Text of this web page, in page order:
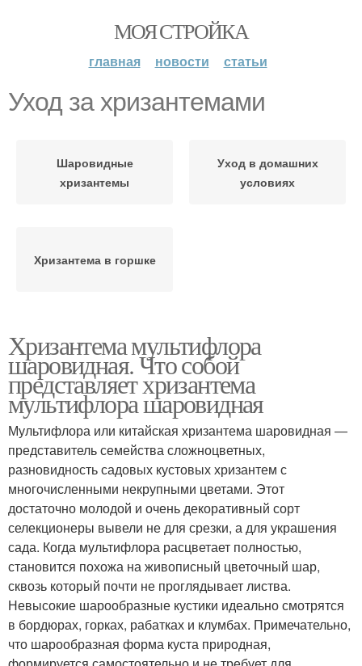
МОЯ СТРОЙКА
главная новости статьи
Уход за хризантемами
Шаровидные
хризантемы
Уход в домашних
условиях
Хризантема в горшке
Хризантема мультифлора
шаровидная. Что собой
представляет хризантема
мультифлора шаровидная
Мультифлора или китайская хризантема шаровидная ―
представитель семейства сложноцветных,
разновидность садовых кустовых хризантем с
многочисленными некрупными цветами. Этот
достаточно молодой и очень декоративный сорт
селекционеры вывели не для срезки, а для украшения
сада. Когда мультифлора расцветает полностью,
становится похожа на живописный цветочный шар,
сквозь который почти не проглядывает листва.
Невысокие шарообразные кустики идеально смотрятся
в бордюрах, горках, рабатках и клумбах. Примечательно,
что шарообразная форма куста природная,